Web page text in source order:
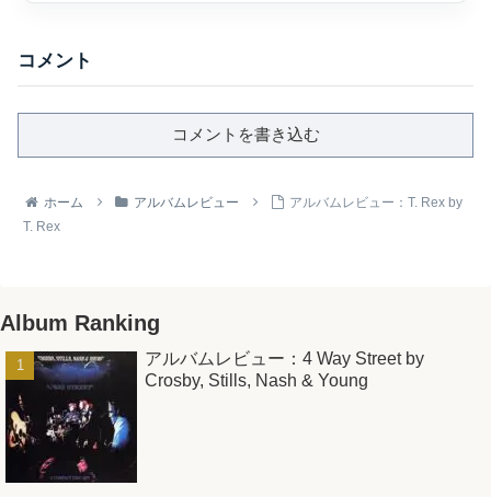
コメント
コメントを書き込む
ホーム アルバムレビュー
アルバムレビュー：T. Rex by
T. Rex
Album Ranking
アルバムレビュー：4 Way Street by
Crosby, Stills, Nash & Young